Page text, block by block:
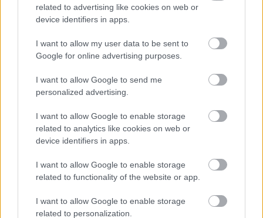
related to advertising like cookies on web or
device identifiers in apps.
I want to allow my user data to be sent to
Google for online advertising purposes.
I want to allow Google to send me
personalized advertising.
I want to allow Google to enable storage
related to analytics like cookies on web or
device identifiers in apps.
I want to allow Google to enable storage
related to functionality of the website or app.
I want to allow Google to enable storage
related to personalization.
UPDATE [AxDB].[dbo].[SQLSYSTEMVARIABLES]
WHERE PARM = 'CONFIGURATIONMODE';
Per disattivarlo di nuovo, esegui questo:
UPDATE [AxDB].[dbo].[SQLSYSTEMVARIABLES]
SET VALUE = '0'
Dopo aver modificato lo stato, di solito è necessario
riavviare i servizi web e batch. A volte anche più
volte prima che la modifica venga rilevata.
Non consiglierei di utilizzare questo approccio in un
ambiente di produzione o comunque critico, ma per
arrivare rapidamente a un punto in cui le